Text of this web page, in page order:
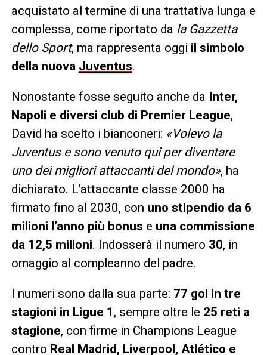
acquistato al termine di una trattativa lunga e
complessa, come riportato da la Gazzetta
dello Sport, ma rappresenta oggi il simbolo
della nuova Juventus.
Nonostante fosse seguito anche da Inter,
Napoli e diversi club di Premier League,
David ha scelto i bianconeri: «Volevo la
Juventus e sono venuto qui per diventare
uno dei migliori attaccanti del mondo», ha
dichiarato. L’attaccante classe 2000 ha
firmato fino al 2030, con uno stipendio da 6
milioni l’anno più bonus e una commissione
da 12,5 milioni. Indosserà il numero 30, in
omaggio al compleanno del padre.
I numeri sono dalla sua parte: 77 gol in tre
stagioni in Ligue 1 , sempre oltre le 25 reti a
stagione, con firme in Champions League
contro Real Madrid, Liverpool, Atlético e